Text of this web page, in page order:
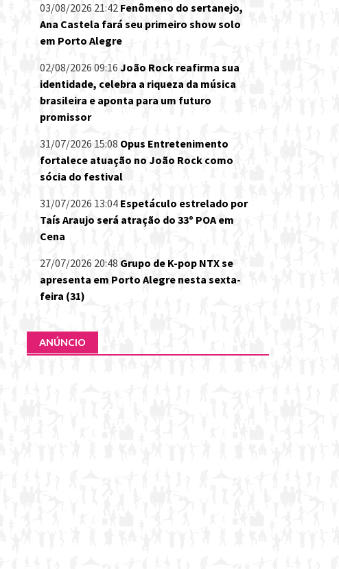
03/08/2026 21:42 Fenômeno do sertanejo,
Ana Castela fará seu primeiro show solo
em Porto Alegre
02/08/2026 09:16 João Rock reafirma sua
identidade, celebra a riqueza da música
brasileira e aponta para um futuro
promissor
31/07/2026 15:08 Opus Entretenimento
fortalece atuação no João Rock como
sócia do festival
31/07/2026 13:04 Espetáculo estrelado por
Taís Araujo será atração do 33º POA em
Cena
27/07/2026 20:48 Grupo de K-pop NTX se
apresenta em Porto Alegre nesta sexta-
feira (31)
ANÚNCIO